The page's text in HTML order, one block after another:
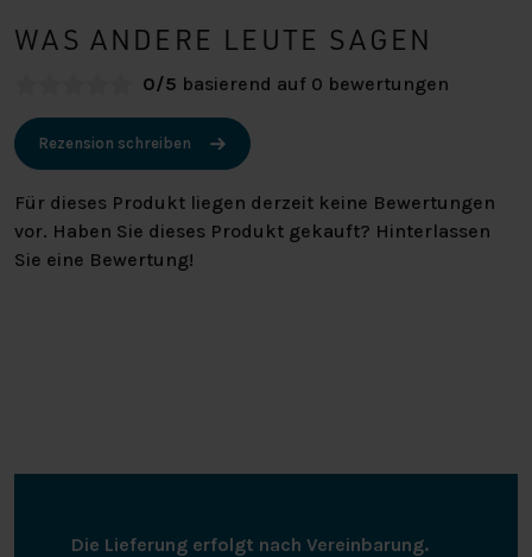
WAS ANDERE LEUTE SAGEN
0/5 basierend auf 0 bewertungen
Rezension schreiben
Für dieses Produkt liegen derzeit keine Bewertungen
vor. Haben Sie dieses Produkt gekauft? Hinterlassen
Sie eine Bewertung!
Die Lieferung erfolgt nach Vereinbarung.